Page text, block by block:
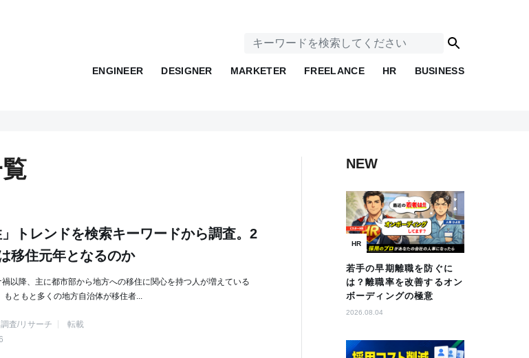
ENGINEER DESIGNER MARKETER FREELANCE HR BUSINESS
」トレンドを検索キーワードから調査。2
移住元年となるのか
以降、主に都市部から地方への移住に関心を持つ人が増えている
もともと多くの地方自治体が移住者...
調査/リサーチ
転載
NEW
HR
若手の早期離職を防ぐに
は？離職率を改善するオン
ボーディングの極意
2026.08.04